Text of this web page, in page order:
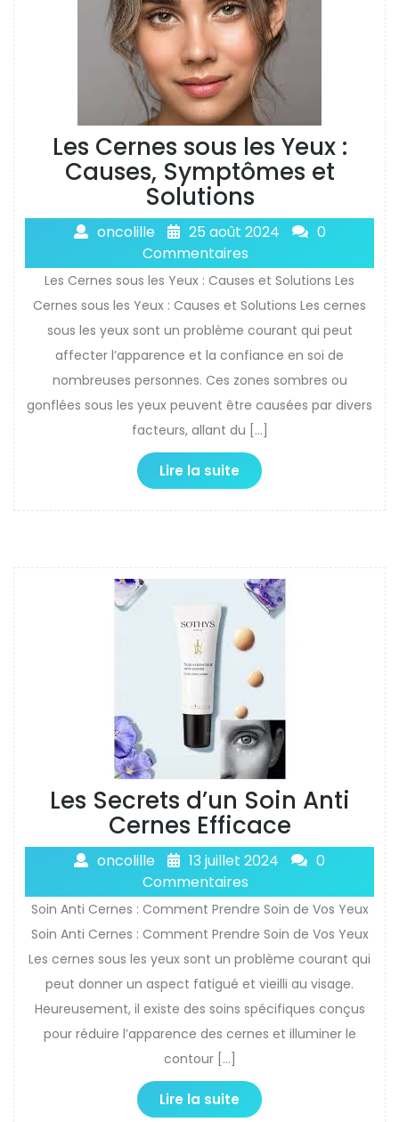
Les Cernes sous les Yeux :
Causes, Symptômes et
Solutions
oncolille 25 août 2024
0
Commentaires
Les Cernes sous les Yeux : Causes et Solutions Les
Cernes sous les Yeux : Causes et Solutions Les cernes
sous les yeux sont un problème courant qui peut
affecter l’apparence et la confiance en soi de
nombreuses personnes. Ces zones sombres ou
gonflées sous les yeux peuvent être causées par divers
facteurs, allant du […]
Lire la suite
Les Secrets d’un Soin Anti
Cernes Efficace
oncolille 13 juillet 2024
0
Commentaires
Soin Anti Cernes : Comment Prendre Soin de Vos Yeux
Soin Anti Cernes : Comment Prendre Soin de Vos Yeux
Les cernes sous les yeux sont un problème courant qui
peut donner un aspect fatigué et vieilli au visage.
Heureusement, il existe des soins spécifiques conçus
pour réduire l’apparence des cernes et illuminer le
contour […]
Lire la suite